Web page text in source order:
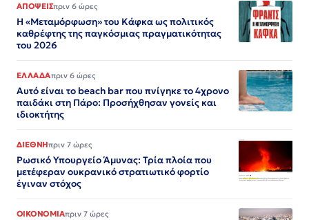
ΑΠΟΨΕΙΣπριν 6 ώρες
Η «Μεταμόρφωση» του Κάφκα ως πολιτικός
καθρέφτης της παγκόσμιας πραγματικότητας
του 2026
ΕΛΛΑΔΑπριν 6 ώρες
Αυτό είναι το beach bar που πνίγηκε το 4χρονο
παιδάκι στη Πάρο: Προσήχθησαν γονείς και
ιδιοκτήτης
ΔΙΕΘΝΗπριν 7 ώρες
Ρωσικό Υπουργείο Άμυνας: Τρία πλοία που
μετέφεραν ουκρανικό στρατιωτικό φορτίο
έγιναν στόχος
ΟΙΚΟΝΟΜΙΑπριν 7 ώρες